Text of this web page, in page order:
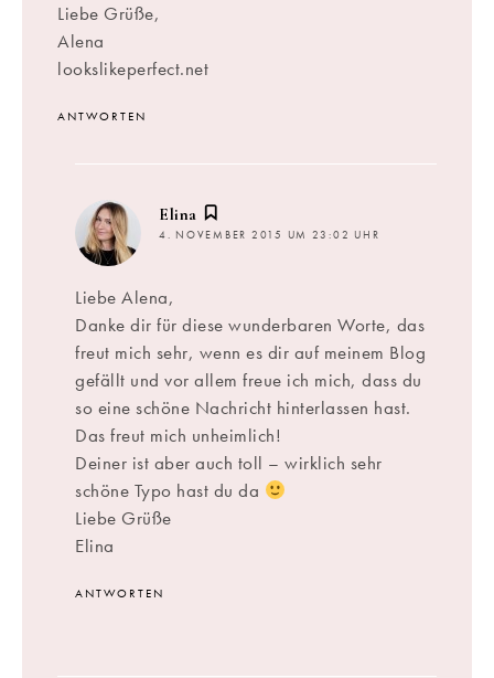
Liebe Grüße,
Alena
lookslikeperfect.net
ANTWORTEN
Elina
4. NOVEMBER 2015 UM 23:02 UHR
Liebe Alena,
Danke dir für diese wunderbaren Worte, das
freut mich sehr, wenn es dir auf meinem Blog
gefällt und vor allem freue ich mich, dass du
so eine schöne Nachricht hinterlassen hast.
Das freut mich unheimlich!
Deiner ist aber auch toll – wirklich sehr
schöne Typo hast du da
Liebe Grüße
Elina
ANTWORTEN